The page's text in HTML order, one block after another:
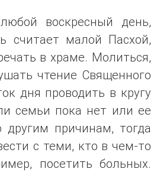
воскресный день,
считает малой Пасхой,
в храме. Молиться,
чтение Священного
дня проводить в кругу
семьи пока нет или ее
причинам, тогда
с теми, кто в чем-то
посетить больных.